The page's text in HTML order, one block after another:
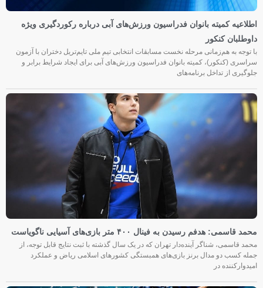
اطلاعیه کمیته بانوان فدراسیون ورزش‌های آبی درباره رکوردگیری ویژه
داوطلبان کنکور
با توجه به هم‌زمانی مرحله نخست مسابقات انتخابی تیم ملی تایم‌تریل دختران با آزمون
سراسری (کنکور)، کمیته بانوان فدراسیون ورزش‌های آبی برای ایجاد شرایط برابر و
جلوگیری از تداخل برنامه‌های
محمد قاسمی: هدفم رسیدن به فینال ۴۰۰ متر بازی‌های آسیایی ناگویاست
محمد قاسمی، شناگر آینده‌دار تهران که در یک سال گذشته با ثبت نتایج قابل توجه، از
جمله کسب دو مدال برنز بازی‌های همبستگی کشورهای اسلامی ریاض و عملکرد
امیدوارکننده در